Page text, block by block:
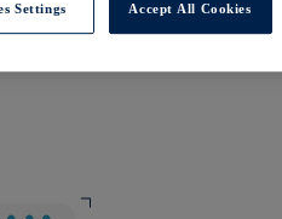
Settings Accept All Cookies